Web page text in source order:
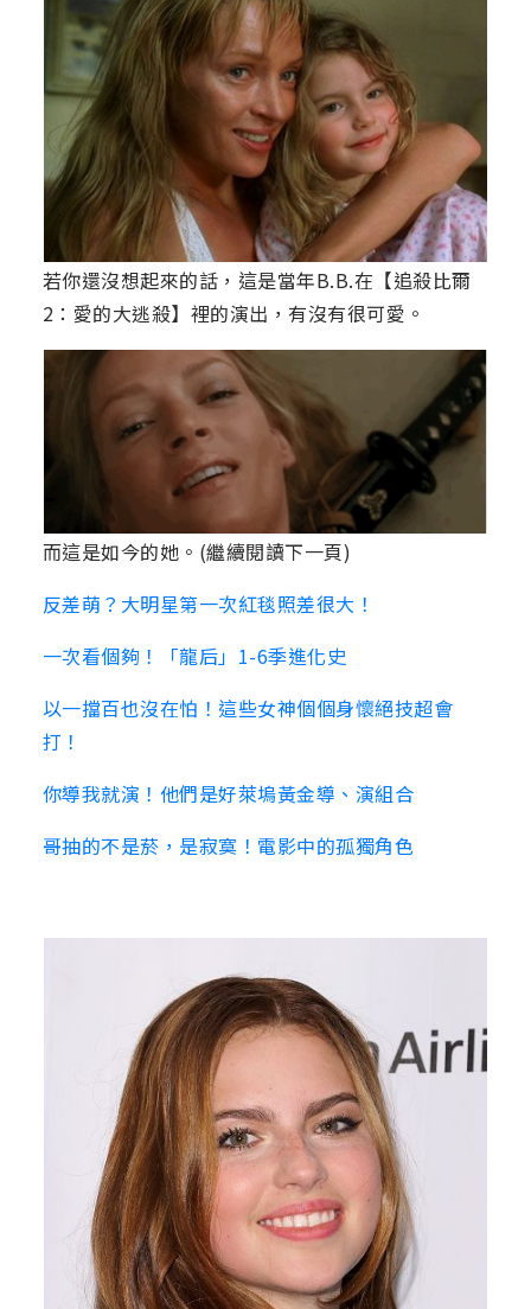
若你還沒想起來的話，這是當年B.B.在【追殺比爾
2：愛的大逃殺】裡的演出，有沒有很可愛。
而這是如今的她。(繼續閱讀下一頁)
反差萌？大明星第一次紅毯照差很大！
一次看個夠！「龍后」1-6季進化史
以一擋百也沒在怕！這些女神個個身懷絕技超會
打！
你導我就演！他們是好萊塢黃金導、演組合
哥抽的不是菸，是寂寞！電影中的孤獨角色